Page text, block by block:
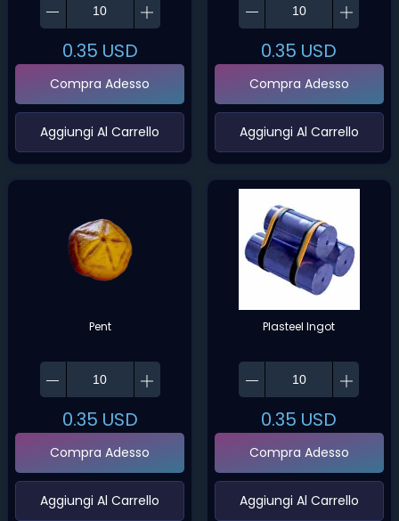
0.35 USD
Compra Adesso
‌Aggiungi Al Carrello‌
0.35 USD
Compra Adesso
‌Aggiungi Al Carrello‌
Pent
0.35 USD
Compra Adesso
‌Aggiungi Al Carrello‌
Plasteel Ingot
0.35 USD
Compra Adesso
‌Aggiungi Al Carrello‌